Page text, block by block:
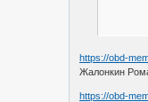
https://obd-
Жалонкин
https://obd-